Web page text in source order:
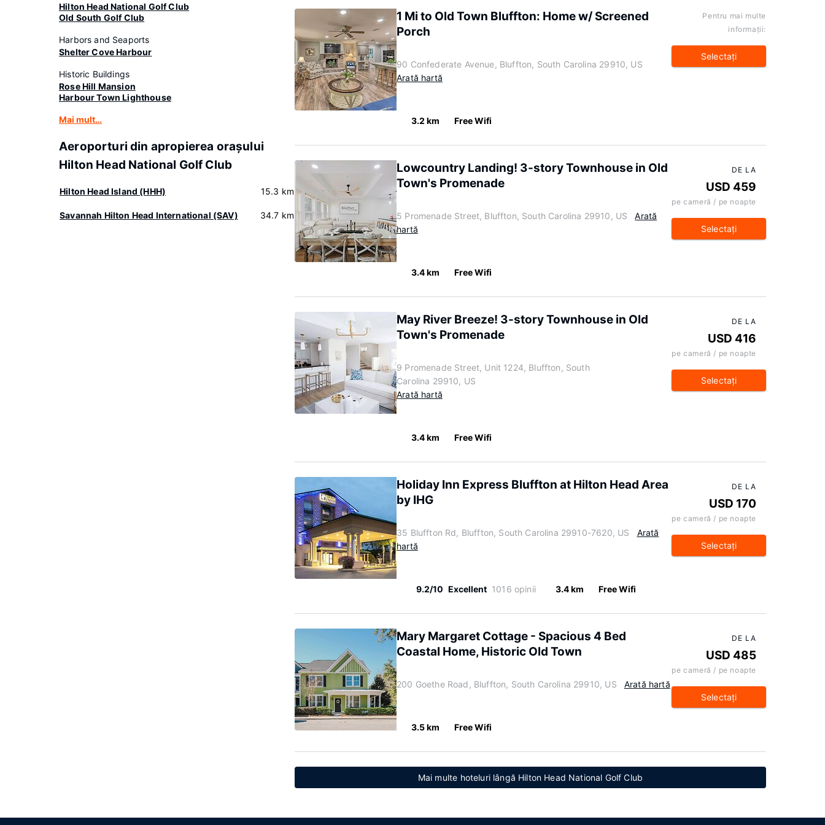
Hilton Head National Golf Club
Old South Golf Club
Harbors and Seaports
Shelter Cove Harbour
Historic Buildings
Rose Hill Mansion
Harbour Town Lighthouse
Mai mult…
Aeroporturi din apropierea oraşului
Hilton Head National Golf Club
Hilton Head Island (HHH) 15.3 km
Savannah Hilton Head International (SAV) 34.7 km
1 Mi to Old Town Bluffton: Home w/ Screened
Porch
90 Confederate Avenue, Bluffton, South Carolina 29910, US
Arată hartă
3.2 km Free Wifi
Pentru mai multe
informaţii:
Selectaţi
Lowcountry Landing! 3-story Townhouse in Old
Town's Promenade
5 Promenade Street, Bluffton, South Carolina 29910, US
Arată
hartă
3.4 km Free Wifi
DE LA
USD 459
pe cameră / pe noapte
Selectaţi
May River Breeze! 3-story Townhouse in Old
Town's Promenade
9 Promenade Street, Unit 1224, Bluffton, South
Carolina 29910, US
Arată hartă
3.4 km Free Wifi
DE LA
USD 416
pe cameră / pe noapte
Selectaţi
Holiday Inn Express Bluffton at Hilton Head Area
by IHG
35 Bluffton Rd, Bluffton, South Carolina 29910-7620, US
Arată
hartă
9.2/10 Excellent 1016 opinii 3.4 km Free Wifi
DE LA
USD 170
pe cameră / pe noapte
Selectaţi
Mary Margaret Cottage - Spacious 4 Bed
Coastal Home, Historic Old Town
200 Goethe Road, Bluffton, South Carolina 29910, US Arată hartă
3.5 km Free Wifi
DE LA
USD 485
pe cameră / pe noapte
Selectaţi
Mai multe hoteluri lângă Hilton Head National Golf Club